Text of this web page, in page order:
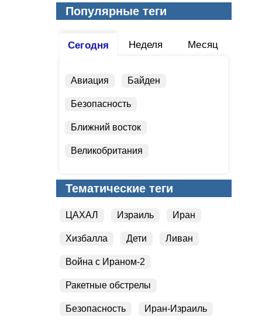
Популярные теги
Сегодня Неделя Месяц
Авиация Байден
Безопасность
Ближний восток
Великобритания
Война с Ираном-2
Гади Айзенкот Газа
Дипломатия
Тематические теги
ЦАХАЛ Израиль Иран
Хизбалла Дети Ливан
Война с Ираном-2
Ракетные обстрелы
Безопасность Иран-Израиль